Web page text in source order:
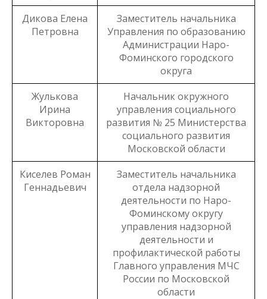
Дикова Елена
Петровна
Заместитель начальника
Управления по образованию
Администрации Наро-
Фоминского городского
округа
Жулькова
Ирина
Викторовна
Начальник окружного
управления социального
развития № 25 Министерства
социального развития
Московской области
Киселев Роман
Геннадьевич
Заместитель начальника
отдела надзорной
деятельности по Наро-
Фоминскому округу
управления надзорной
деятельности и
профилактической работы
Главного управления МЧС
России по Московской
области